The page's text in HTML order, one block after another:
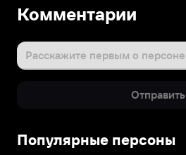
Комментарии
Расскажите первым о персоне
Отправить
Популярные персоны